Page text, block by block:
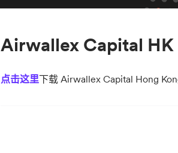
Airwallex Capital HK
点击这里下载 Airwallex Capital Hong